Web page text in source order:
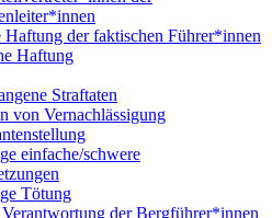
der faktischen Führer*innen
Haftung
Straftaten
von Vernachlässigung
einfache/schwere
Tötung
der Bergführer*innen